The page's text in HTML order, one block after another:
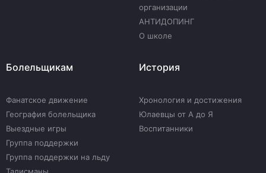
организации
АНТИДОПИНГ
О школе
Болельщикам
Фанатское движение
География болельщика
Выездные игры
Группа поддержки
Группа поддержки на льду
История
Хронология и достижения
Юлаевцы от А до Я
Воспитанники